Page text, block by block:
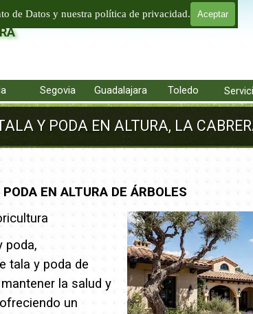
de Datos y nuestra política de privacidad. Aceptar
Saltar menú
▼
Segovia ▼
Guadalajara ▼
Toledo ▼
Y PODA EN ALTURA, LA
EN ALTURA DE ÁRBOLES
poda,
tala y poda de
la salud y
un